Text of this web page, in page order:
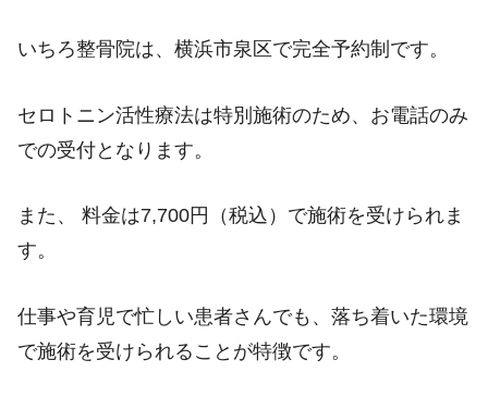
いちろ整骨院は、横浜市泉区で完全予約制です。
セロトニン活性療法は特別施術のため、お電話のみ
での受付となります。
また、 料金は7,700円（税込）で施術を受けられま
す。
仕事や育児で忙しい患者さんでも、落ち着いた環境
で施術を受けられることが特徴です。